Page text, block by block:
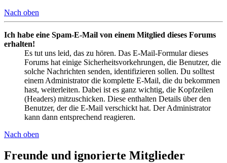
Nach oben
Ich habe eine Spam-E-Mail von einem Mitglied dieses Forums
erhalten!
Es tut uns leid, das zu hören. Das E-Mail-Formular dieses
Forums hat einige Sicherheitsvorkehrungen, die Benutzer, die
solche Nachrichten senden, identifizieren sollen. Du solltest
einem Administrator die komplette E-Mail, die du bekommen
hast, weiterleiten. Dabei ist es ganz wichtig, die Kopfzeilen
(Headers) mitzuschicken. Diese enthalten Details über den
Benutzer, der die E-Mail verschickt hat. Der Administrator
kann dann entsprechend reagieren.
Nach oben
Freunde und ignorierte Mitglieder